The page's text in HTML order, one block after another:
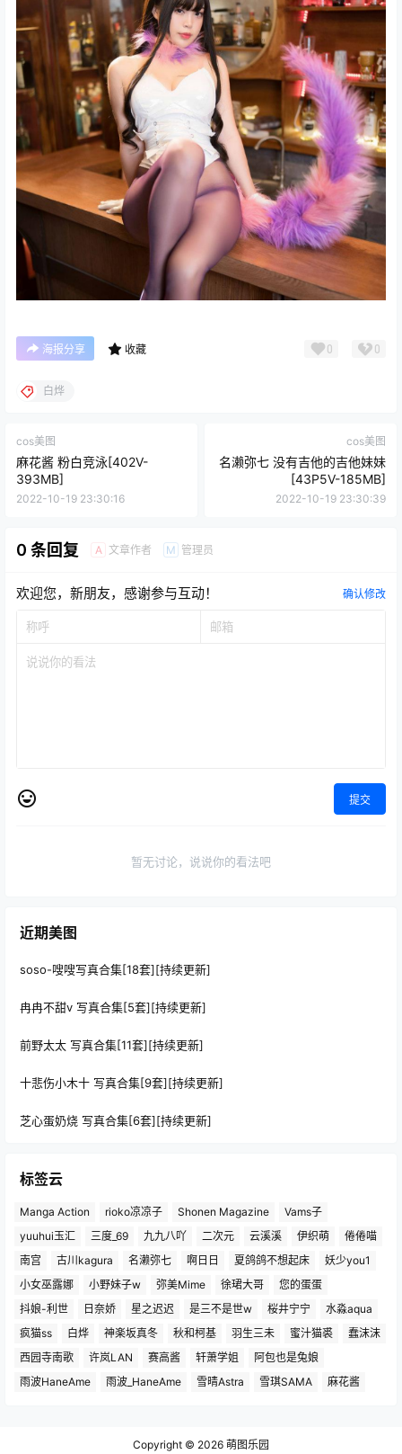
海报分享 收藏 0 0
白烨
cos美图
麻花酱 粉白竞泳[402V-
393MB]
2022-10-19 23:30:16
cos美图
名濑弥七 没有吉他的吉他妹妹
[43P5V-185MB]
2022-10-19 23:30:39
0 条回复 A 文章作者 M 管理员
欢迎您，新朋友，感谢参与互动！ 确认修改
提交
暂无讨论，说说你的看法吧
近期美图
soso-嗖嗖写真合集[18套][持续更新]
冉冉不甜v 写真合集[5套][持续更新]
前野太太 写真合集[11套][持续更新]
十悲伤小木十 写真合集[9套][持续更新]
芝心蛋奶烧 写真合集[6套][持续更新]
标签云
Manga Action rioko凉凉子 Shonen Magazine
Vams子
yuuhui玉汇
三度_69 九九八吖 二次元 云溪溪 伊织萌
倦倦喵
南宫
古川kagura 名濑弥七 啊日日 夏鸽鸽不想起床
妖少you1
小女巫露娜
小野妹子w 弥美Mime 徐珺大哥
您的蛋蛋
抖娘-利世
日奈娇 星之迟迟 是三不是世w 桜井宁宁
水淼aqua
疯猫ss
白烨 神楽坂真冬 秋和柯基 羽生三未 蜜汁猫裘
蠢沫沫
西园寺南歌
许岚LAN 赛高酱 轩萧学姐
阿包也是兔娘
雨波HaneAme
雨波_HaneAme 雪晴Astra 雪琪SAMA 麻花酱
Copyright © 2026 萌图乐园